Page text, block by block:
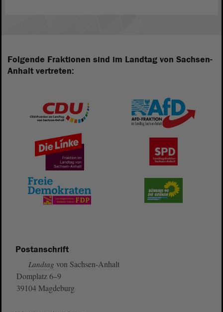
Folgende Fraktionen sind im Landtag von Sachsen-
Anhalt vertreten:
Postanschrift
Landtag von Sachsen-Anhalt
Domplatz 6–9
39104 Magdeburg